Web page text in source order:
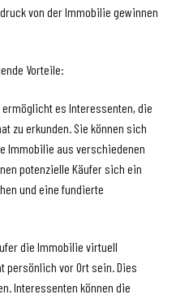
von der Immobilie gewinnen
Vorteile:
es Interessenten, die
zu erkunden. Sie können sich
Immobilie aus verschiedenen
potenzielle Käufer sich ein
und eine fundierte
die Immobilie virtuell
vor Ort sein. Dies
Interessenten können die